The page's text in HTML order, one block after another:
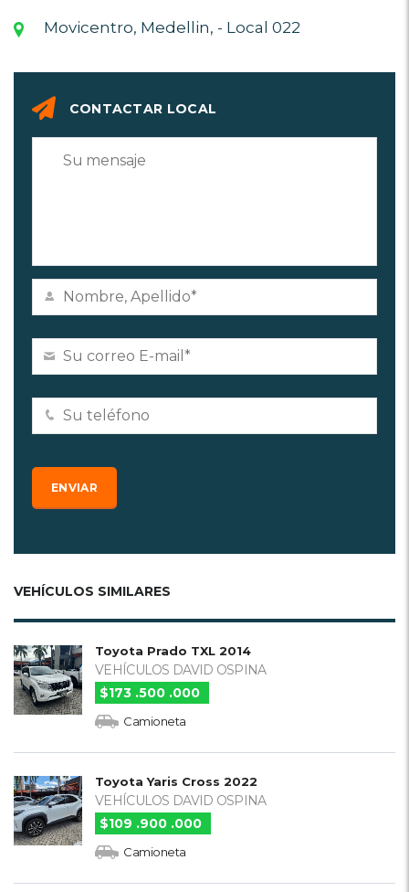
Movicentro, Medellin, - Local 022
CONTACTAR LOCAL
VEHÍCULOS SIMILARES
Toyota Prado TXL 2014
VEHÍCULOS DAVID OSPINA
$173 .500 .000
Camioneta
Toyota Yaris Cross 2022
VEHÍCULOS DAVID OSPINA
$109 .900 .000
Camioneta